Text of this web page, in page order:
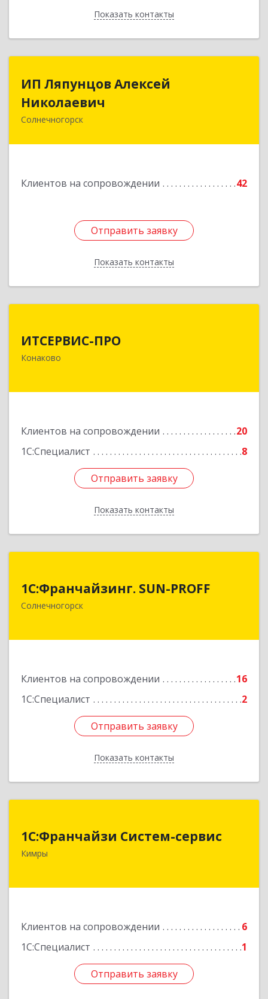
Показать контакты
Назад
ИП Ляпунцов Алексей
Николаевич
Солнечногорск
Клиентов на сопровождении 42
Отправить заявку
Показать контакты
ИП Ляпунцов Алексей
Николаевич
Отправить заявку
Назад
ИТСЕРВИС-ПРО
Конаково
Клиентов на сопровождении
20
1С:Специалист
8
Отправить заявку
Показать контакты
Конаково г, Учебная ул, дом № 17, оф.35
Подробнее
Отправить заявку
Назад
1С:Франчайзинг. SUN-PROFF
Солнечногорск
Клиентов на сопровождении
16
1С:Специалист
2
Отправить заявку
Показать контакты
141503, Московская обл, Солнечногорский р-н,
Солнечногорск г, Тамойкина ул, дом № 2, оф.26
Подробнее
Отправить заявку
Назад
1С:Франчайзи Систем-сервис
Кимры
Клиентов на сопровождении
6
1С:Специалист
1
Отправить заявку
171506, Тверская обл, Кимры г, Карла
Подробнее
Отправить заявку